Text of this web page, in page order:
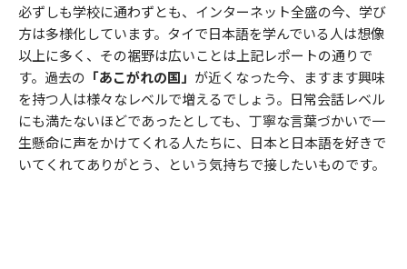
必ずしも学校に通わずとも、インターネット全盛の今、学び
方は多様化しています。タイで日本語を学んでいる人は想像
以上に多く、その裾野は広いことは上記レポートの通りで
す。過去の 「あこがれの国」 が近くなった今、ますます興味
を持つ人は様々なレベルで増えるでしょう。日常会話レベル
にも満たないほどであったとしても、丁寧な言葉づかいで一
生懸命に声をかけてくれる人たちに、日本と日本語を好きで
いてくれてありがとう、という気持ちで接したいものです。